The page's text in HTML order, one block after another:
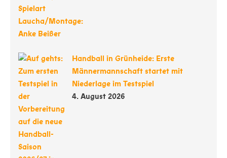
Handball in Grünheide: Erste
Männermannschaft startet mit
Niederlage im Testspiel
4. August 2026